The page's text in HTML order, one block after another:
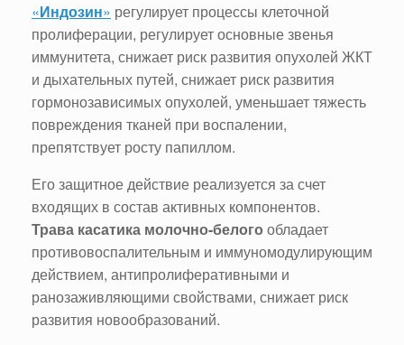
«Индозин» регулирует процессы клеточной
пролиферации, регулирует основные звенья
иммунитета, снижает риск развития опухолей ЖКТ
и дыхательных путей, снижает риск развития
гормонозависимых опухолей, уменьшает тяжесть
повреждения тканей при воспалении,
препятствует росту папиллом.
Его защитное действие реализуется за счет
входящих в состав активных компонентов.
Трава касатика молочно-белого обладает
противовоспалительным и иммуномодулирующим
действием, антипролиферативными и
ранозаживляющими свойствами, снижает риск
развития новообразований.